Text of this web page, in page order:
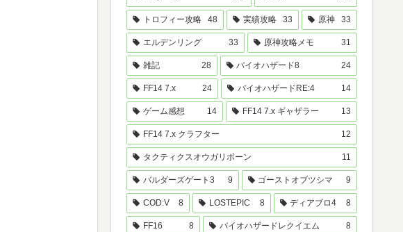
トロフィー攻略 48 実績攻略 33 原神 33
エルデンリング 33 原神攻略メモ 31
雑記 28 バイオハザード8 24
FF14 7.x 24 バイオハザードRE:4 14
ゲーム感想 14 FF14 7.x ギャザラー 13
FF14 7.x クラフター 12
タクティクスオウガリボーン 11
バルダーズゲート3 9 ゴーストオブツシマ 9
COD:V 8 LOSTEPIC 8 ディアブロ4 8
FF16 8 バイオハザードレクイエム 8